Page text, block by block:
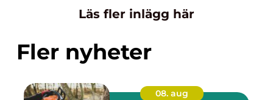
Läs fler inlägg här
Fler nyheter
08. aug